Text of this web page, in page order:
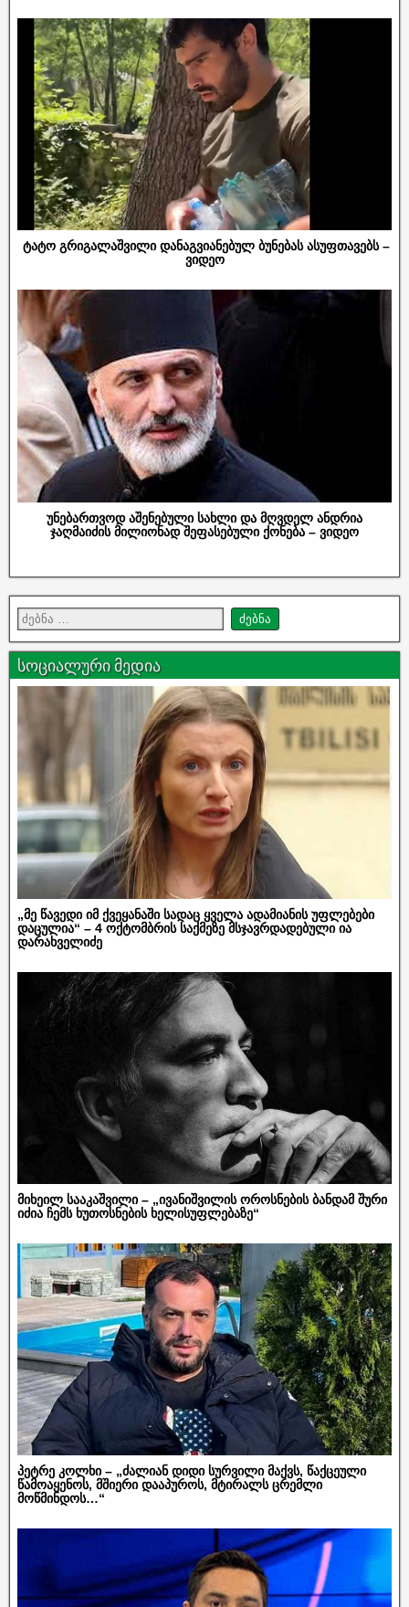
ტატო გრიგალაშვილი დანაგვიანებულ ბუნებას ასუფთავებს –
ვიდეო
უნებართვოდ აშენებული სახლი და მღვდელ ანდრია
ჯაღმაიძის მილიონად შეფასებული ქონება – ვიდეო
სოციალური მედია
„მე წავედი იმ ქვეყანაში სადაც ყველა ადამიანის უფლებები
დაცულია“ – 4 ოქტომბრის საქმეზე მსჯავრდადებული ია
დარახველიძე
მიხეილ სააკაშვილი – „ივანიშვილის ოროსნების ბანდამ შური
იძია ჩემს ხუთოსნების ხელისუფლებაზე“
პეტრე კოლხი – „ძალიან დიდი სურვილი მაქვს, წაქცეული
წამოაყენოს, მშიერი დააპუროს, მტირალს ცრემლი
მოწმინდოს…“